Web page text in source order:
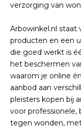
verzorging van
Arbowinkel.nl staat
producten en een
die goed werkt is
het beschermen
waarom je online
aanbod aan
pleisters kopen bij
voor professionele,
tegen wonden,